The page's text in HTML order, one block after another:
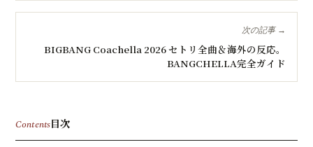
次の記事 →
BIGBANG Coachella 2026 セトリ全曲＆海外の反応。
BANGCHELLA完全ガイド
Contents目次